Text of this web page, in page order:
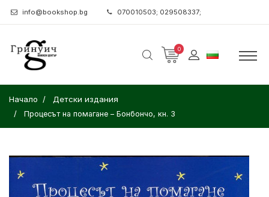
info@bookshop.bg 070010503; 029508337;
0
Начало Детски издания
Процесът на помагане – Бонбончо, кн. 3